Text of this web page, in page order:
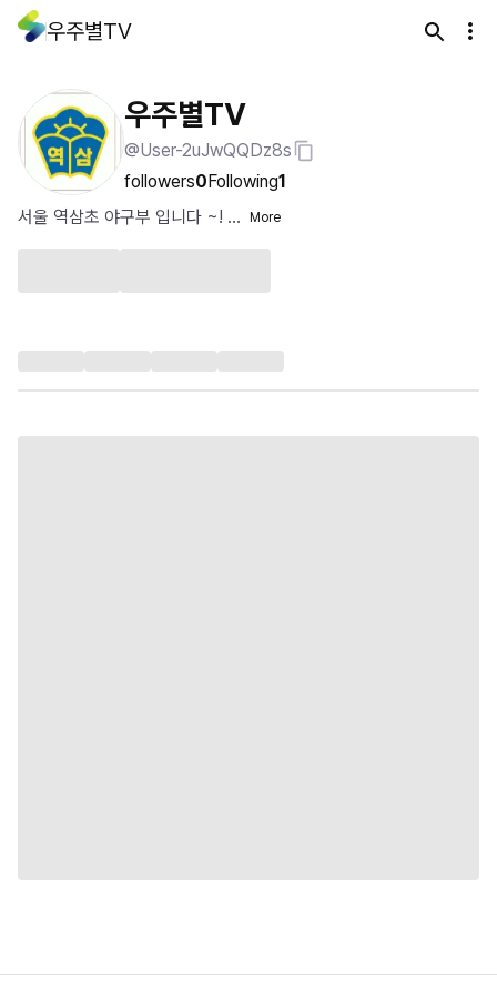
우주별TV
우주별TV
@User-2uJwQQDz8s
followers0Following1
서울 역삼초 야구부 입니다 ~! ...
More